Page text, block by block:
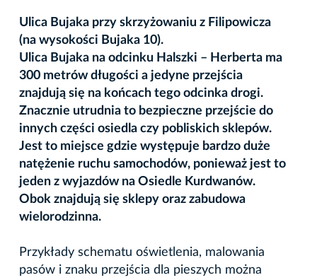
Ulica Bujaka przy skrzyżowaniu z Filipowicza
(na wysokości Bujaka 10).
Ulica Bujaka na odcinku Halszki – Herberta ma
300 metrów długości a jedyne przejścia
znajdują się na końcach tego odcinka drogi.
Znacznie utrudnia to bezpieczne przejście do
innych części osiedla czy pobliskich sklepów.
Jest to miejsce gdzie występuje bardzo duże
natężenie ruchu samochodów, ponieważ jest to
jeden z wyjazdów na Osiedle Kurdwanów.
Obok znajdują się sklepy oraz zabudowa
wielorodzinna.
Przykłady schematu oświetlenia, malowania
pasów i znaku przejścia dla pieszych można